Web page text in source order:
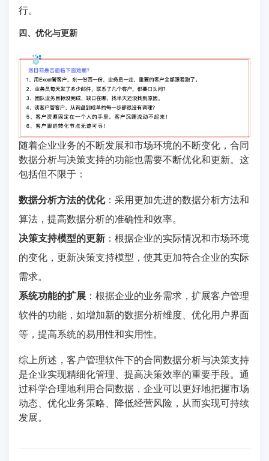
行。
四、优化与更新
随着企业业务的不断发展和市场环境的不断变化，合同
数据分析与决策支持的功能也需要不断优化和更新。这
包括但不限于：
数据分析方法的优化：采用更加先进的数据分析方法和
算法，提高数据分析的准确性和效率。
决策支持模型的更新 ：根据企业的实际情况和市场环境
的变化，更新决策支持模型，使其更加符合企业的实际
需求。
系统功能的扩展 ：根据企业的业务需求，扩展客户管理
软件的功能，如增加新的数据分析维度、优化用户界面
等，提高系统的易用性和实用性。
综上所述，客户管理软件下的合同数据分析与决策支持
是企业实现精细化管理、提高决策效率的重要手段。通
过科学合理地利用合同数据，企业可以更好地把握市场
动态、优化业务策略、降低经营风险，从而实现可持续
发展。